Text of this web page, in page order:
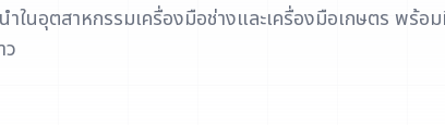
ในอุตสาหกรรมเครื่องมือช่างและเครื่องมือเกษตร พร้